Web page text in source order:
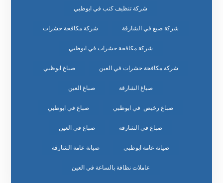
شركة تنظيف كنب في ابوظبي
شركة صبغ في الشارقة شركة مكافحة حشرات
شركة مكافحة حشرات في ابوظبي
شركة مكافحة حشرات في العين صباغ ابوظبي
صباغ الشارقة صباغ العين
صباغ رخيص في ابوظبي صباغ في ابوظبي
صباغ في الشارقة صباغ في العين
صيانة عامة ابوظبي صيانة عامة الشارقة
عاملات نظافة بالساعة في العين